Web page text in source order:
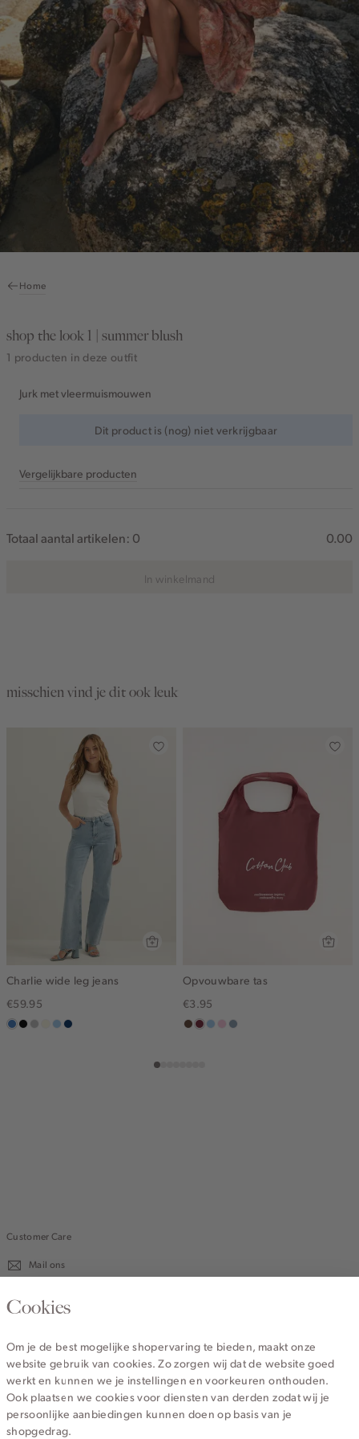
Home
shop the look 1 | summer blush
1 producten in deze outfit
Jurk met vleermuismouwen
Dit product is (nog) niet verkrijgbaar
Vergelijkbare producten
Totaal aantal artikelen: 0 0.00
In winkelmand
misschien vind je dit ook leuk
Charlie wide leg jeans
€59.95
middenblauw
zwart,grijs,wit,blauw,blauw,
Opvouwbare tas
€3.95
donkerbruin
bordeaux
lichtblauw
lichtroze
dusty
Customer Care
Mail ons
020 - 3412 670
Service
Wij zijn Cotton Club
Cookies
Om je de best mogelijke shopervaring te bieden, maakt onze
website gebruik van cookies. Zo zorgen wij dat de website goed
werkt en kunnen we je instellingen en voorkeuren onthouden.
Ook plaatsen we cookies voor diensten van derden zodat wij je
persoonlijke aanbiedingen kunnen doen op basis van je
shopgedrag.